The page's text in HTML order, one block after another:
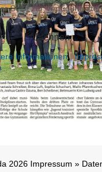
2026 Impressum »
Seite zur Verfügung
Ablehnen
Informationen|